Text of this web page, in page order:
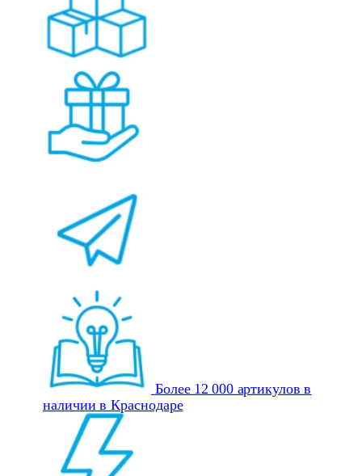
Более 12 000 артикулов в
наличии в Краснодаре